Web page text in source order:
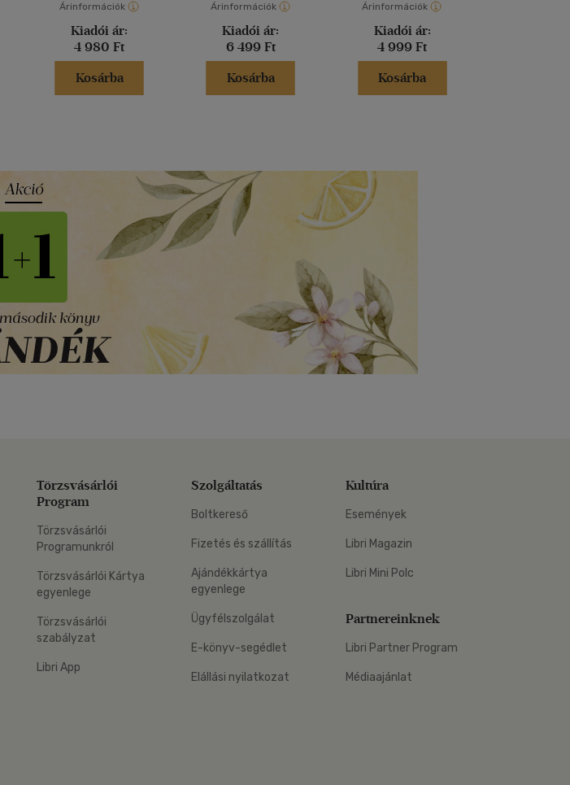
Árinformációk
Kiadói ár:
4 980 Ft
Kosárba
Árinformációk
Kiadói ár:
6 499 Ft
Kosárba
Árinformációk
Kiadói ár:
4 999 Ft
Kosárba
Törzsvásárlói
Program
Törzsvásárlói
Programunkról
Törzsvásárlói Kártya
egyenlege
Törzsvásárlói
szabályzat
Libri App
Szolgáltatás
Boltkereső
Fizetés és szállítás
Ajándékkártya
egyenlege
Ügyfélszolgálat
E-könyv-segédlet
Elállási nyilatkozat
Kultúra
Események
Libri Magazin
Libri Mini Polc
Partnereinknek
Libri Partner Program
Médiaajánlat